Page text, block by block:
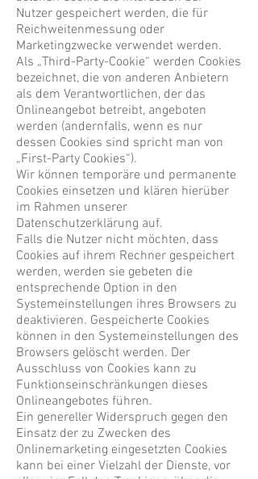
Nutzer gespeichert werden, die für
Reichweitenmessung oder
Marketingzwecke verwendet werden.
Als „Third-Party-Cookie“ werden Cookies
bezeichnet, die von anderen Anbietern
als dem Verantwortlichen, der das
Onlineangebot betreibt, angeboten
werden (andernfalls, wenn es nur
dessen Cookies sind spricht man von
„First-Party Cookies“).
Wir können temporäre und permanente
Cookies einsetzen und klären hierüber
im Rahmen unserer
Datenschutzerklärung auf.
Falls die Nutzer nicht möchten, dass
Cookies auf ihrem Rechner gespeichert
werden, werden sie gebeten die
entsprechende Option in den
Systemeinstellungen ihres Browsers zu
deaktivieren. Gespeicherte Cookies
können in den Systemeinstellungen des
Browsers gelöscht werden. Der
Ausschluss von Cookies kann zu
Funktionseinschränkungen dieses
Onlineangebotes führen.
Ein genereller Widerspruch gegen den
Einsatz der zu Zwecken des
Onlinemarketing eingesetzten Cookies
kann bei einer Vielzahl der Dienste, vor